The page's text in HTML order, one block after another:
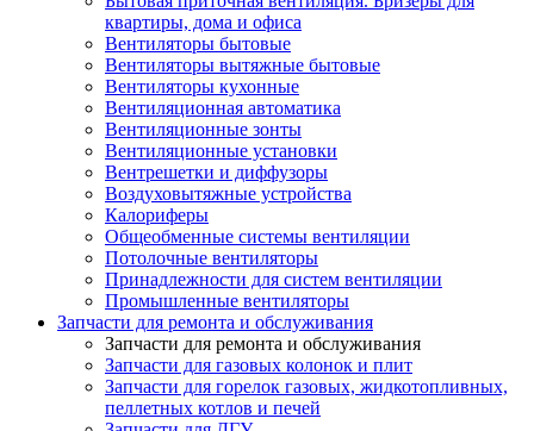
квартиры, дома и офиса
Вентиляторы бытовые
Вентиляторы вытяжные бытовые
Вентиляторы кухонные
Вентиляционная автоматика
Вентиляционные зонты
Вентиляционные установки
Вентрешетки и диффузоры
Воздуховытяжные устройства
Калориферы
Общеобменные системы вентиляции
Потолочные вентиляторы
Принадлежности для систем вентиляции
Промышленные вентиляторы
Запчасти для ремонта и обслуживания
Запчасти для ремонта и обслуживания
Запчасти для газовых колонок и плит
Запчасти для горелок газовых, жидкотопливных,
пеллетных котлов и печей